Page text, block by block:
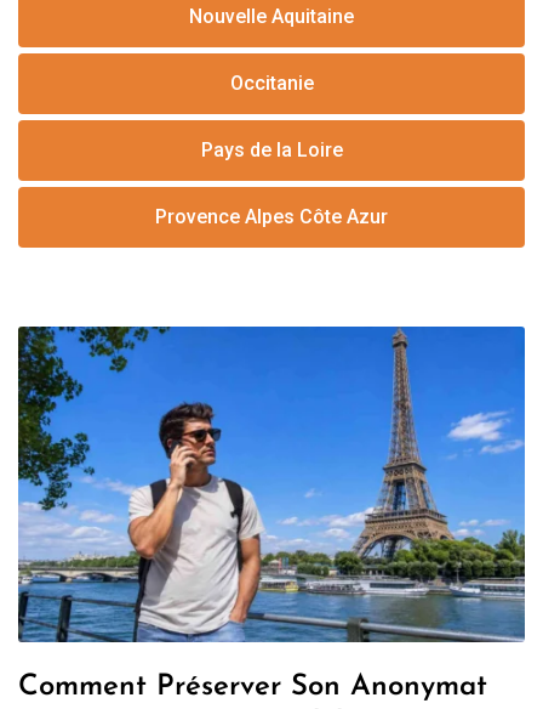
Nouvelle Aquitaine
Occitanie
Pays de la Loire
Provence Alpes Côte Azur
Comment Préserver Son Anonymat